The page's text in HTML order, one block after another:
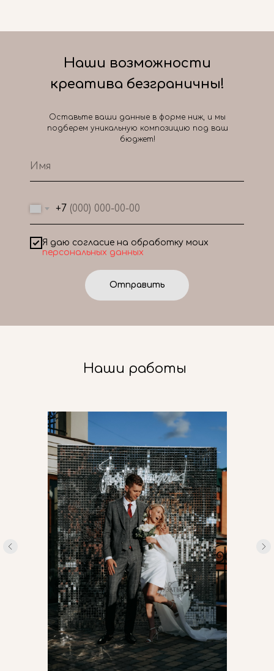
+7
Я даю согласие на обработку моих
персональных данных
Отправить
Наши возможности
креатива безграничны!
Оставьте ваши данные в форме ниж, и мы
подберем уникальную композицию под ваш
бюджет!
Наши работы